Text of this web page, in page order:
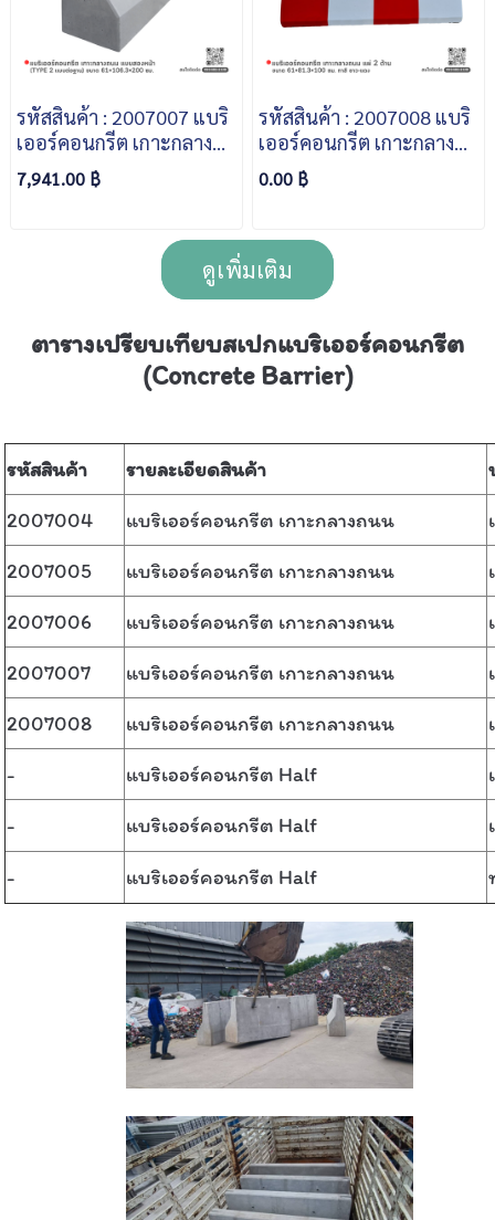
รหัสสินค้า : 2007007 แบริ
เออร์คอนกรีต เกาะกลาง
ถนน แบบสองหน้า (TYPE
2 เเบบต่อฐาน) ขนาด
7,941.00 ฿
รหัสสินค้า : 2007008 แบริ
เออร์คอนกรีต เกาะกลาง
ถนน แผ่ 2 ด้าน ขนาด
61x81.3x100 ซม. ทาสี
0.00 ฿
ดูเพิ่มเติม
ตารางเปรียบเทียบสเปกแบริเออร์คอนกรีต
(Concrete Barrier)
รหัสสินค้า รายละเอียดสินค้า
2007004
แบริเออร์คอนกรีต เกาะกลางถนน
2007005
แบริเออร์คอนกรีต เกาะกลางถนน
2007006
แบริเออร์คอนกรีต เกาะกลางถนน
2007007
แบริเออร์คอนกรีต เกาะกลางถนน
2007008
แบริเออร์คอนกรีต เกาะกลางถนน
-
แบริเออร์คอนกรีต Half
-
แบริเออร์คอนกรีต Half
- แบริเออร์คอนกรีต Half